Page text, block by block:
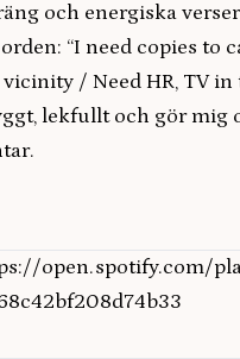
och energiska
“I need copies to
/ Need HR, TV
lekfullt och gör mig
open.spotify.com/